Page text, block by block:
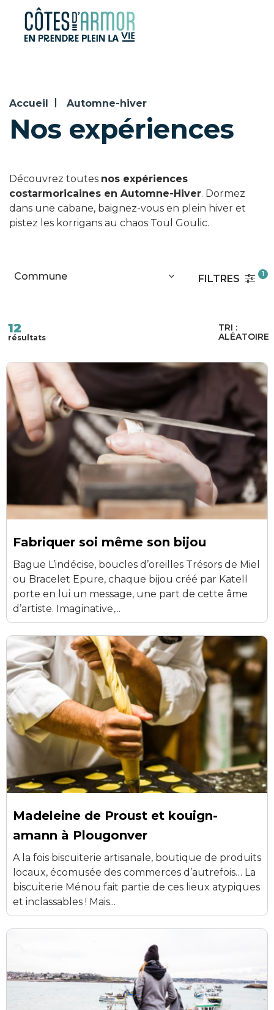
Panneau de gestion des cookies
Accueil Automne-hiver
Nos expériences
Découvrez toutes nos expériences
costarmoricaines en Automne-Hiver. Dormez
dans une cabane, baignez-vous en plein hiver et
pistez les korrigans au chaos Toul Goulic.
FILTRES 1
12
résultats
TRI :
ALÉATOIRE
Fabriquer soi même son bijou
Bague L’indécise, boucles d’oreilles Trésors de Miel
ou Bracelet Epure, chaque bijou créé par Katell
porte en lui un message, une part de cette âme
d’artiste. Imaginative,...
Madeleine de Proust et kouign-
amann à Plougonver
A la fois biscuiterie artisanale, boutique de produits
locaux, écomusée des commerces d’autrefois… La
biscuiterie Ménou fait partie de ces lieux atypiques
et inclassables ! Mais...